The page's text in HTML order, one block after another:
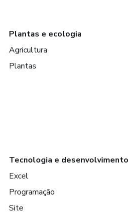
Plantas e ecologia
Agricultura
Plantas
Tecnologia e
Excel
Programação
Site